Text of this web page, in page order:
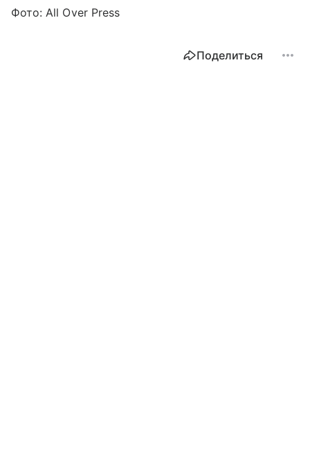
Фото: All Over Press
Поделиться